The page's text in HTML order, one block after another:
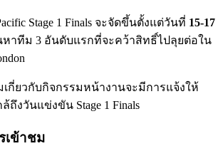
Stage 1 Finals จะจัดขึ้นตั้งแต่วันที่ 15-17
หาทีม 3 อันดับแรกที่จะคว้าสิทธิ์ไปลุยต่อใน
เกี่ยวกับกิจกรรมหน้างานจะมีการแจ้งให้
ถึงวันแข่งขัน Stage 1 Finals
เข้าชม